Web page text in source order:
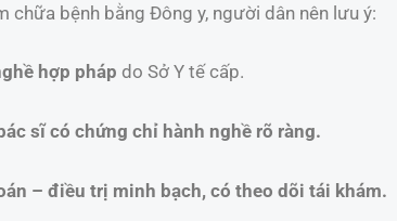
chữa bệnh bằng Đông y, người dân nên lưu ý:
hợp pháp do Sở Y tế cấp.
sĩ có chứng chỉ hành nghề rõ ràng.
– điều trị minh bạch, có theo dõi tái khám.